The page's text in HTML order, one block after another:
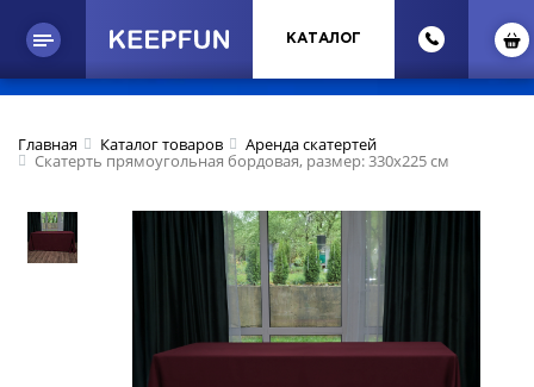
КАТАЛОГ
Главная Каталог товаров Аренда скатертей
Скатерть прямоугольная бордовая, размер: 330х225 см